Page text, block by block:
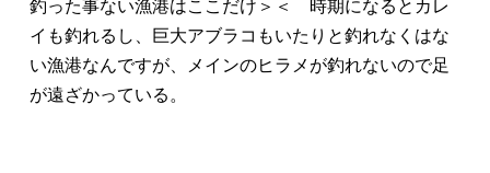
釣った事ない漁港はここだけ＞＜ 時期になるとカレ
イも釣れるし、巨大アブラコもいたりと釣れなくはな
い漁港なんですが、メインのヒラメが釣れないので足
が遠ざかっている。